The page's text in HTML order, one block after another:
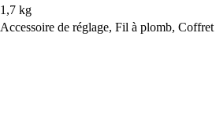
1,7 kg
Accessoire de réglage, Fil à plomb, Coffret